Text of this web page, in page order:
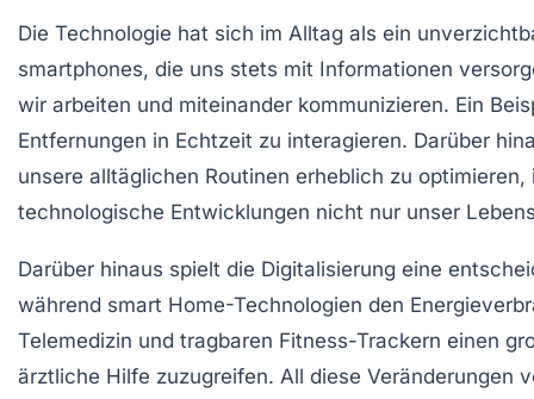
Die Technologie hat sich im Alltag als ein
smartphones, die uns stets mit Informationen
wir arbeiten und miteinander kommunizieren. Ein
Entfernungen in Echtzeit zu interagieren. Darüber
unsere alltäglichen Routinen erheblich zu
technologische Entwicklungen nicht nur unser
Darüber hinaus spielt die Digitalisierung eine
während smart Home-Technologien den
Telemedizin und tragbaren Fitness-Trackern einen
ärztliche Hilfe zuzugreifen. All diese Veränderungen